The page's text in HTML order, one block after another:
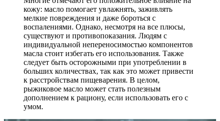
кожу: масло помогает увлажнять, заживлять
мелкие повреждения и даже бороться с
воспалениями. Однако, несмотря на все плюсы,
существуют и противопоказания. Людям с
индивидуальной непереносимостью компонентов
масла стоит избегать его использования. Также
следует быть осторожными при употреблении в
больших количествах, так как это может привести
к расстройствам пищеварения. В целом,
рыжиковое масло может стать полезным
дополнением к рациону, если использовать его с
умом.